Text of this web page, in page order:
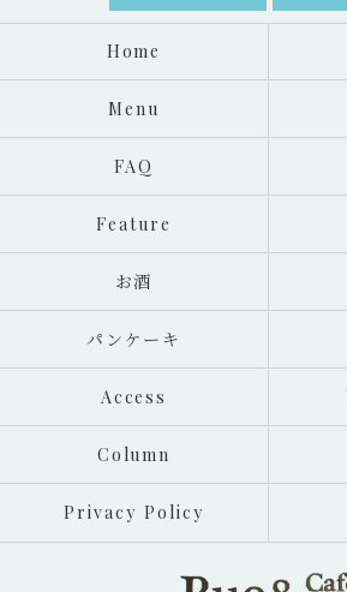
Home
Menu
FAQ
Feature
お酒
パンケーキ
Access
Column
Privacy Policy